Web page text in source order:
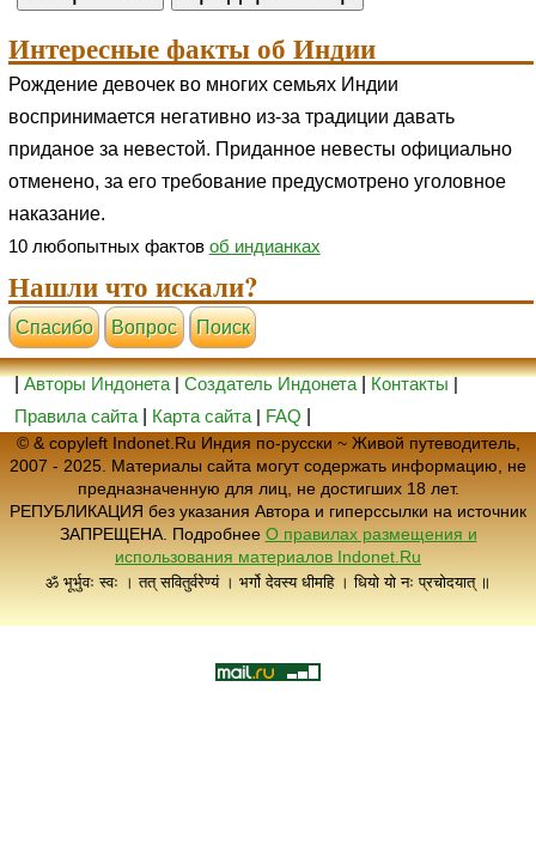
Интересные факты об Индии
Рождение девочек во многих семьях Индии
воспринимается негативно из-за традиции давать
приданое за невестой. Приданное невесты официально
отменено, за его требование предусмотрено уголовное
наказание.
10 любопытных фактов об индианках
Нашли что искали?
Cпасибо Вопрос Поиск
|Авторы Индонета|Создатель Индонета|Контакты|
Правила сайта
Карта сайта | FAQ
© & copyleft Indonet.Ru Индия по-русски ~ Живой путеводитель,
2007 - 2025. Материалы сайта могут содержать информацию, не
предназначенную для лиц, не достигших 18 лет.
РЕПУБЛИКАЦИЯ без указания Автора и гиперссылки на источник
ЗАПРЕЩЕНА. Подробнее О правилах размещения и
использования материалов Indonet.Ru
ॐ भूर्भुवः स्वः । तत् सवितुर्वरेण्यं । भर्गो देवस्य धीमहि । धियो यो नः प्रचोदयात् ॥